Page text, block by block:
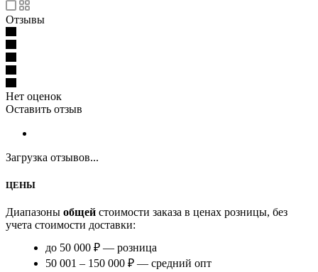
Отзывы
Нет оценок
Оставить отзыв
Загрузка отзывов...
ЦЕНЫ
Диапазоны общей стоимости заказа в ценах розницы, без
учета стоимости доставки:
до 50 000 ₽ — розница
50 001 – 150 000 ₽ — средний опт